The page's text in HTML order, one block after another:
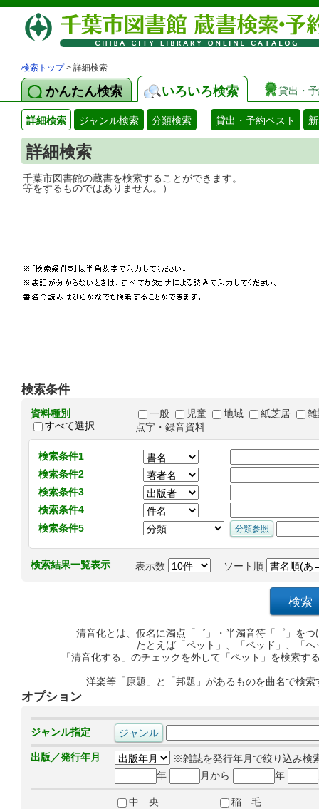
検索トップ> 詳細検索
かんたん検索 いろいろ検索 貸出・
詳細検索 ジャンル検索 分類検索 貸出・予約ベスト
詳細検索
千葉市図書館の蔵書を検索することがで
等をするものではありません。）
検索条件
資料種別
すべて選択
一般 児童 地域 紙芝居
点字・録音資料
検索条件1
検索条件2
検索条件3
検索条件4
検索条件5
検索結果一覧表示 表示数 ソート順
清音化とは、仮名に濁点「゛」・半濁音符「゜」を
たとえば「ペット」、「ベッド」、「
「清音化する」のチェックを外して「ペット」を検索
洋楽等「原題」と「邦題」があるものを曲名で検
オプション
ジャンル指定
出版／発行年月
※雑誌を発行年月で絞り込み検
年
月から 年
中 央
稲 毛